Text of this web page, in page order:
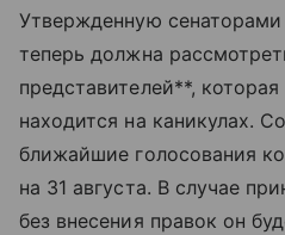
Утвержденную
теперь должна
представителей**,
находится на каникулах.
ближайшие голосования
на 31 августа. В случае
без внесения правок он